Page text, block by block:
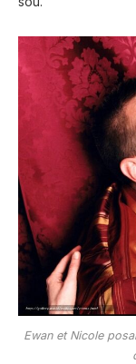
Ewan et Nicole